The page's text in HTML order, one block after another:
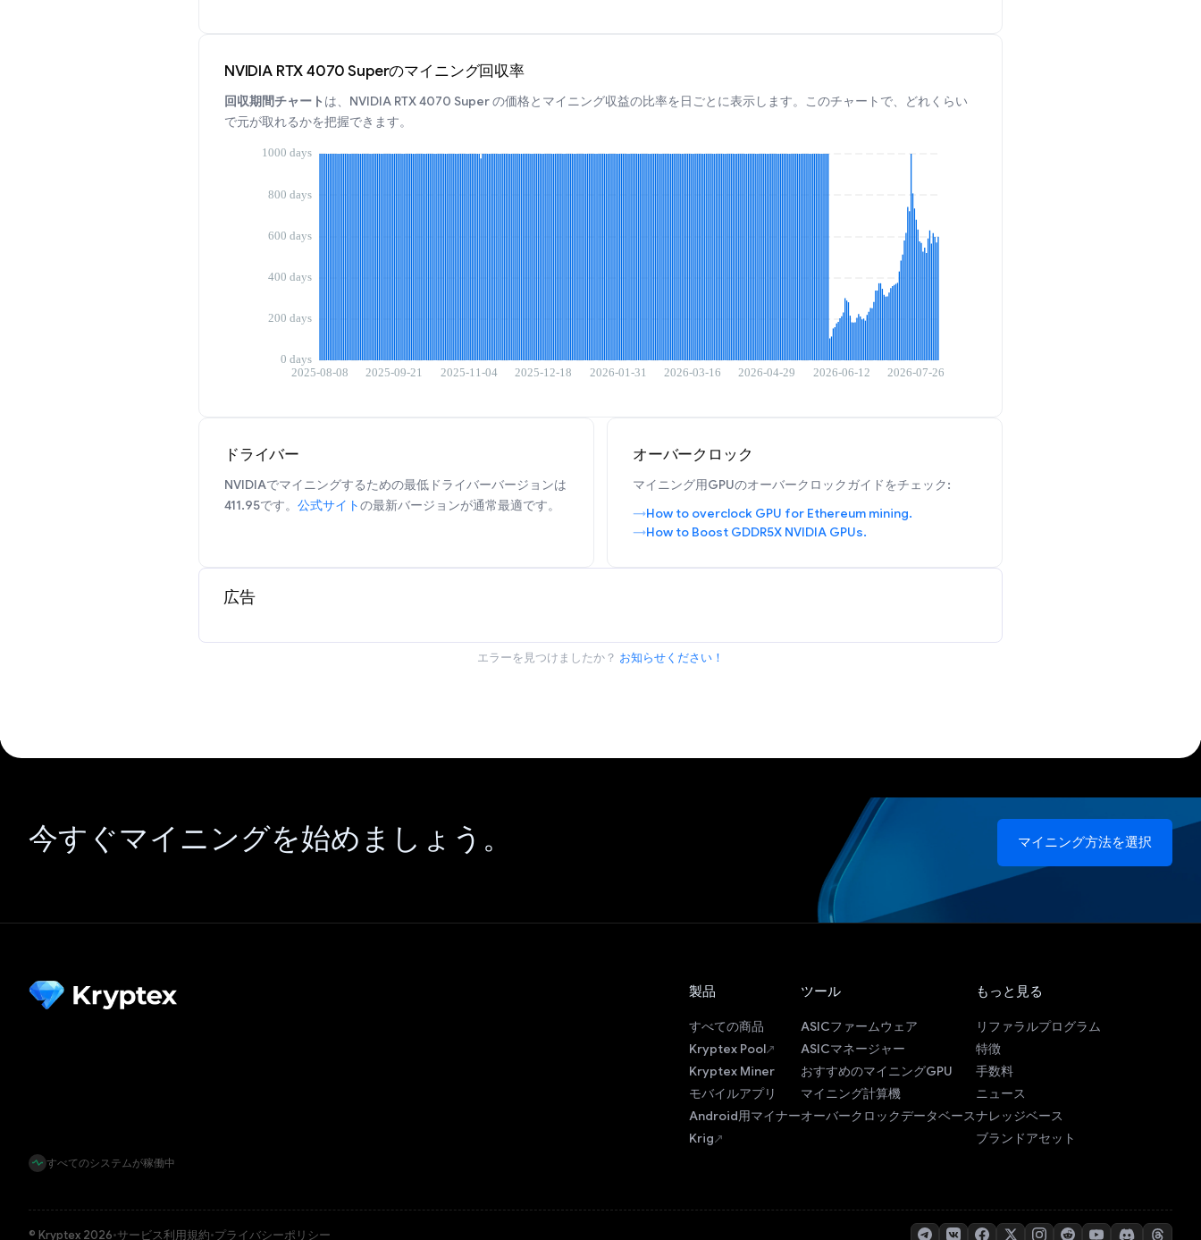
NVIDIA RTX 4070 Superのマイニング回収率
回収期間チャート は、NVIDIA RTX 4070 Super の価格とマイニング収益の比率を日ごとに表示します。このチャートで、どれくらい
で元が取れるかを把握できます。
ドライバー
NVIDIAでマイニングするための最低ドライバーバージョンは
411.95です。 公式サイトの最新バージョンが通常最適です。
オーバークロック
マイニング用GPUのオーバークロックガイドをチェック:
How to overclock GPU for Ethereum mining.
How to Boost GDDR5X NVIDIA GPUs.
広告
エラーを見つけましたか？ お知らせください！
今すぐマイニングを始めましょう。 マイニング方法を選択
すべてのシステムが稼働中
製品
すべての商品
Kryptex Pool
Kryptex Miner
モバイルアプリ
Android用マイナー
Krig
ツール
ASICファームウェア
ASICマネージャー
おすすめのマイニングGPU
マイニング計算機
オーバークロックデータベース
もっと見る
リファラルプログラム
特徴
手数料
ニュース
ナレッジベース
ブランドアセット
© Kryptex 2026•サービス利用規約•プライバシーポリシー